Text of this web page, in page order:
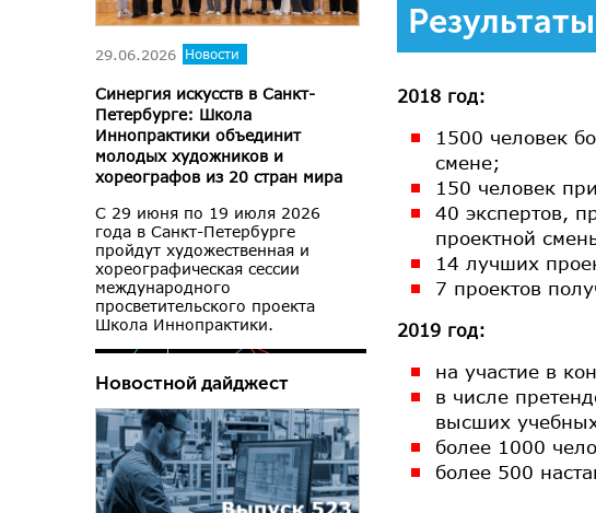
2018 год:
1500 человек
смене;
150 человек
40 экспертов,
проектной
14 лучших
7 проектов
2019 год:
на участие в
в числе
высших
более 1000
более 500
29.06.2026 Новости
Синергия искусств в Санкт-
Петербурге: Школа
Иннопрактики объединит
молодых художников и
хореографов из 20 стран мира
С 29 июня по 19 июля 2026
года в Санкт-Петербурге
пройдут художественная и
хореографическая сессии
международного
просветительского проекта
Школа Иннопрактики.
Новостной дайджест